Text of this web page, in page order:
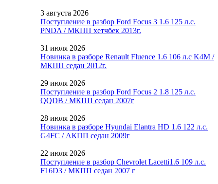
3 августа 2026
Поступление в разбор Ford Focus 3 1.6 125 л.с.
PNDA / МКПП хетчбек 2013г.
31 июля 2026
Новинка в разборе Renault Fluence 1.6 106 л.с K4M /
МКПП седан 2012г.
29 июля 2026
Поступление в разбор Ford Focus 2 1.8 125 л.с.
QQDB / МКПП седан 2007г
28 июля 2026
Новинка в разборе Hyundai Elantra HD 1.6 122 л.с.
G4FC / АКПП седан 2009г
22 июля 2026
Поступление в разбор Chevrolet Lacetti1.6 109 л.с.
F16D3 / МКПП седан 2007 г